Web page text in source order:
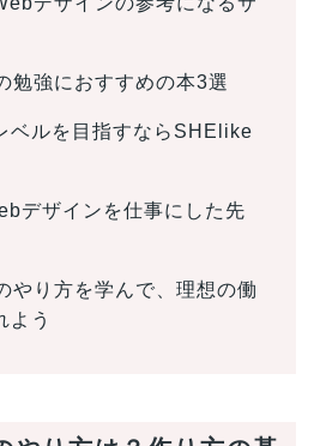
勉強におすすめの本3選
ベルを目指すならSHElike
デザインを仕事にした先
やり方を学んで、理想の働
よう